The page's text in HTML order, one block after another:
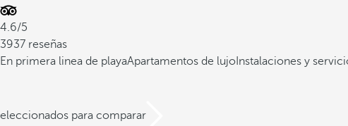
4.6/5
3937 reseñas
En primera linea de playaApartamentos de lujo Instalaciones y
para comparar